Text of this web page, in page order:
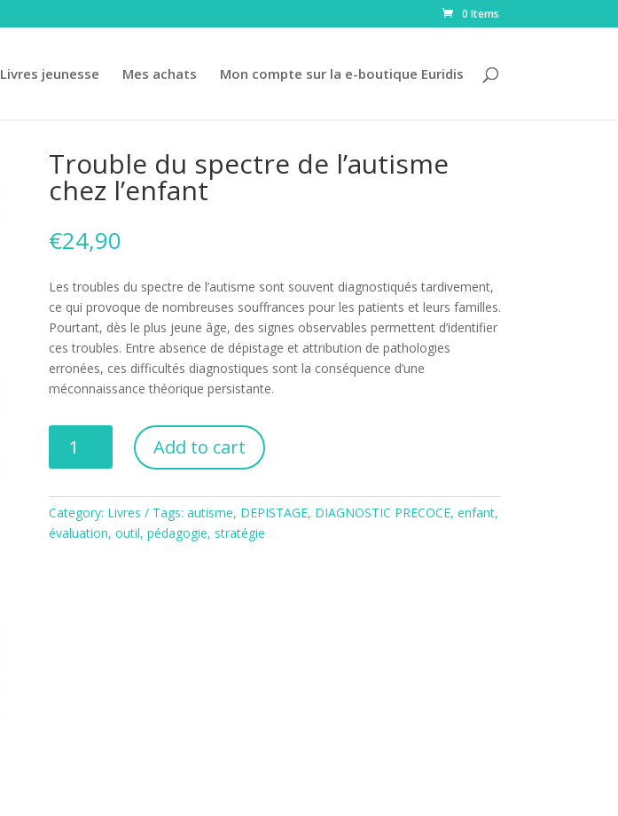
0 Items
Livres jeunesse Mes achats Mon compte sur la e-boutique Euridis
Trouble du spectre de l’autisme
chez l’enfant
€24,90
Les troubles du spectre de l’autisme sont souvent diagnostiqués tardivement,
ce qui provoque de nombreuses souffrances pour les patients et leurs familles.
Pourtant, dès le plus jeune âge, des signes observables permettent d’identifier
ces troubles. Entre absence de dépistage et attribution de pathologies
erronées, ces difficultés diagnostiques sont la conséquence d’une
méconnaissance théorique persistante.
de
l’autisme
chez
Add to cart
Category: Livres Tags: autisme, DEPISTAGE, DIAGNOSTIC PRECOCE, enfant,
évaluation, outil, pédagogie, stratégie